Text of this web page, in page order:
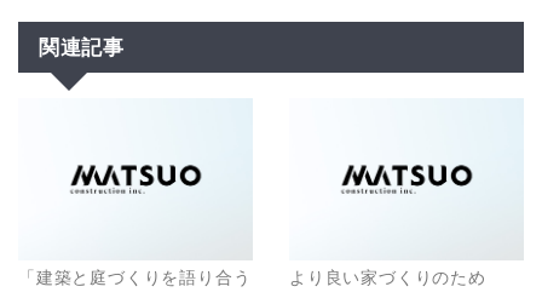
関連記事
「建築と庭づくりを語り合う
より良い家づくりのため